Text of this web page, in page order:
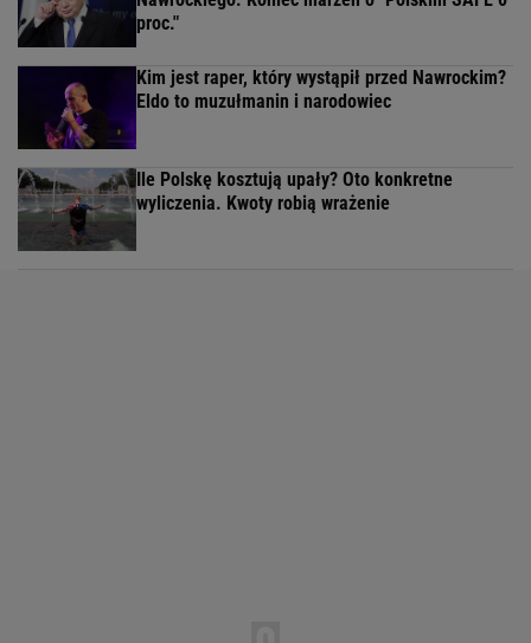
proc."
Kim jest raper, który wystąpił przed Nawrockim?
Eldo to muzułmanin i narodowiec
Ile Polskę kosztują upały? Oto konkretne
wyliczenia. Kwoty robią wrażenie